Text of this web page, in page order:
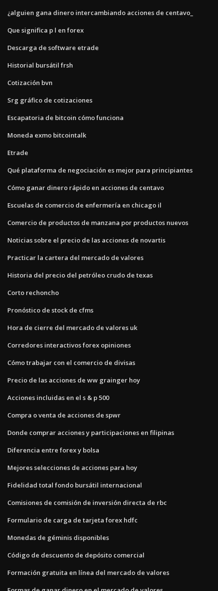
¿alguien gana dinero intercambiando acciones de centavo_
Que significa p l en forex
Descarga de software etrade
Historial bursátil frsh
Cotización bvn
Srg gráfico de cotizaciones
Escapatoria de bitcoin cómo funciona
Moneda exmo bitcointalk
Etrade
Qué plataforma de negociación es mejor para principiantes
Cómo ganar dinero rápido en acciones de centavo
Escuelas de comercio de enfermería en chicago il
Comercio de productos de manzana por productos nuevos
Noticias sobre el precio de las acciones de novartis
Practicar la cartera del mercado de valores
Historia del precio del petróleo crudo de texas
Corto rechoncho
Pronóstico de stock de cfms
Hora de cierre del mercado de valores uk
Corredores interactivos forex opiniones
Cómo trabajar con el comercio de divisas
Precio de las acciones de ww grainger hoy
Acciones incluidas en el s & p 500
Compra o venta de acciones de spwr
Donde comprar acciones y participaciones en filipinas
Diferencia entre forex y bolsa
Mejores selecciones de acciones para hoy
Fidelidad total fondo bursátil internacional
Comisiones de comisión de inversión directa de rbc
Formulario de carga de tarjeta forex hdfc
Monedas de géminis disponibles
Código de descuento de depósito comercial
Formación gratuita en línea del mercado de valores